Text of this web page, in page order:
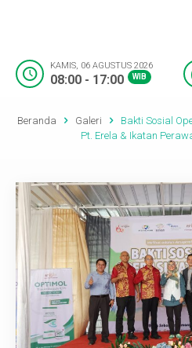
Tentang Kami
Visi dan Misi
Layanan
Fasilitas
Lokasi Kami
KAMIS, 06 AGUSTUS 2026
08:00 - 17:00 WIB
Beranda Galeri
Bakti Sosial
Pt. Erela & Ikatan